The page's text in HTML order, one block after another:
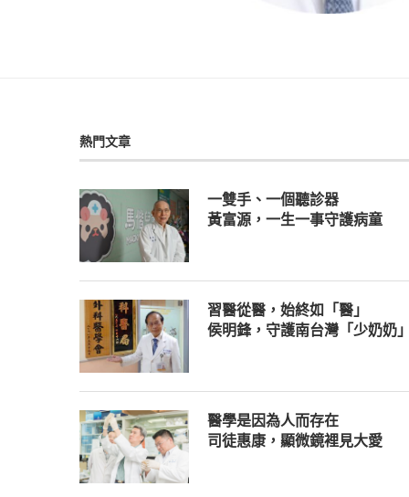
熱門文章
一雙手、一個聽診器
黃富源，一生一事守護病童
習醫從醫，始終如「醫」
侯明鋒，守護南台灣「少奶奶」
醫學是因為人而存在
司徒惠康，顯微鏡裡見大愛